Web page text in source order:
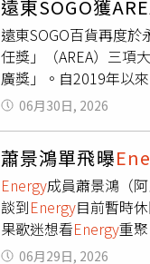
想送阿弟另外四個字
希望阿弟繼續把最好
自己走過低潮的老婆
歌是送給她的。」而
喊話：「我佇這啦，
景鴻也坦言，過去那
是已經慢慢從大家的
音樂劇，只要有任何
分。蕭景鴻帶來相當
去看過寶寶，而他錄
時常淚灑舞台，透露
很難不把情緒釋放出
落淚又要邊唱歌，可
喜歡又害怕的作品，
歌手很大的原因就是
到一周，但巴威颱風
燒紙烏龜，或到關渡
會，每次颱風來每一
遠東SOGO獲
遠東SOGO百貨再度
任獎」（AREA）三項
廣獎」。自2019年以
遠東SOGO董事長黃
望透過零售通路的影
SOGO忠孝館Fresh
濟。（照片提供／遠東
並因此再度榮獲「綠
成員，遠東SOGO承
AI深度節能；天母店
「碳標籤」的零售業
06月30日, 2026
蕭景鴻單飛曝
Energy成員蕭景鴻（
談到Energy目前暫時
果歌迷想看Energy重
黃耀徵攝）阿弟表示，
06月29日, 2026